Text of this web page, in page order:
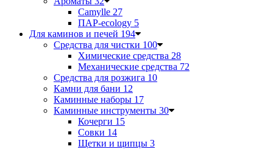
Camylle 27
ПАР-ecology 5
Для каминов и печей 194
Средства для чистки 100
Химические средства 28
Механические средства 72
Средства для розжига 10
Камни для бани 12
Каминные наборы 17
Каминные инструменты 30
Кочерги 15
Совки 14
Щетки и щипцы 3